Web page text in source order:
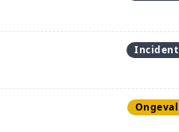
Incident
Ongeval